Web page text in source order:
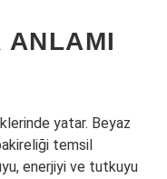
ANLAMI
yatar. Beyaz
temsil
enerjiyi ve tutkuyu